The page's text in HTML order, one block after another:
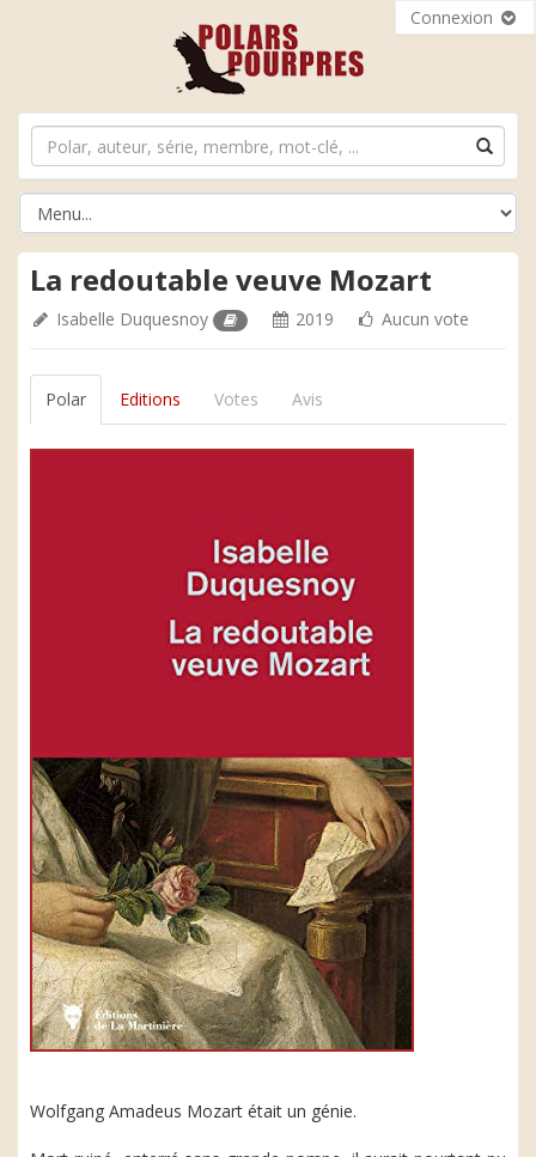
Connexion
La redoutable veuve Mozart
Isabelle Duquesnoy 2019 Aucun vote
Polar Editions Votes Avis
Wolfgang Amadeus Mozart était un génie.